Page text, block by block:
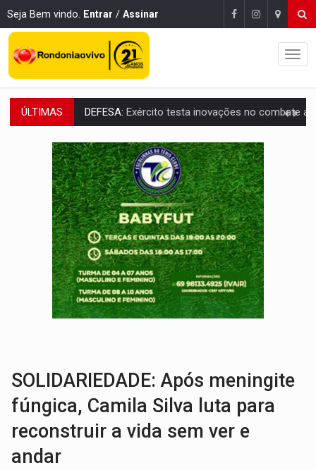
Seja Bem vindo. Entrar / Assinar
ÚLTIMAS TEMAS SOCIOAMBIENTAIS:Em Itapuã do Oeste, CINEMAZÔNIA leva cinema
PREVISÃO:Interior de Rondônia terá sábado (8) de calor intenso
INFRAESTRUTURA:Após quase 30 anos de espera, asfalto chega ao
A ILHA:Coreografia de Rondônia estreia na programação do Festival de
TRÁGICO:Pai do 'Xandy Motocross' morre em
VÍDEO:Motorista de caminhonete morre preso às ferragens em colisão
LAZER:Seis lugares gratuitos para aproveitar o fim de semana
VÍDEO:FTICCO e Força Tática prendem membro do CV com arma e drogas
SOLIDARIEDADE: Após meningite
fúngica, Camila Silva luta para
reconstruir a vida sem ver e
andar